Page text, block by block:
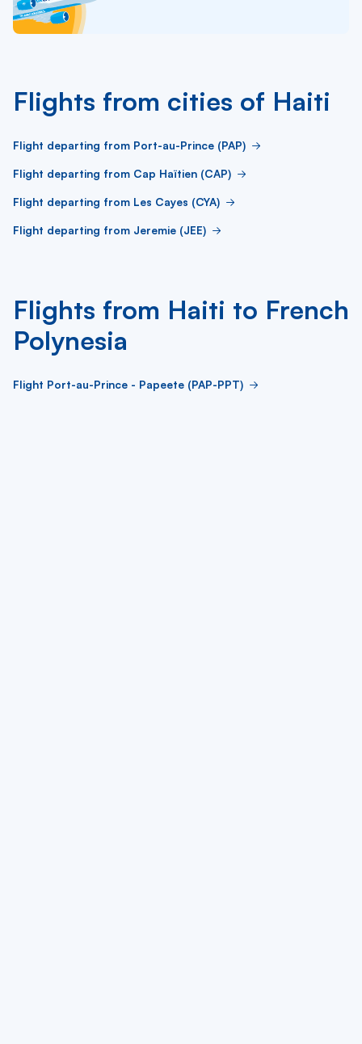
Flights from cities of Haiti
Flight departing from Port-au-Prince (PAP)
Flight departing from Cap Haïtien (CAP)
Flight departing from Les Cayes (CYA)
Flight departing from Jeremie (JEE)
Flights from Haiti to French
Polynesia
Flight Port-au-Prince - Papeete (PAP-PPT)